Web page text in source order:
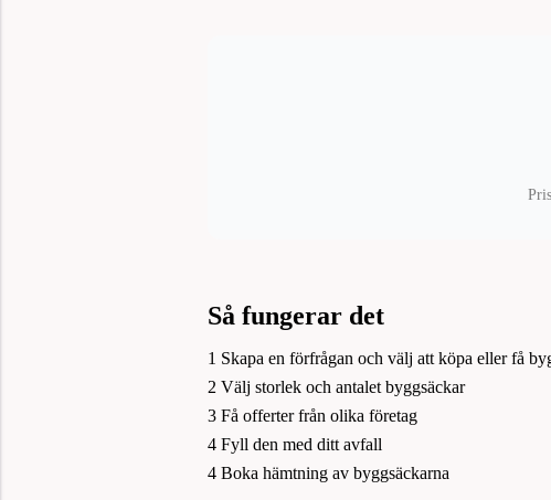
Så fungerar det
1 Skapa en förfrågan och välj att köpa eller få
2 Välj storlek och antalet byggsäckar
3 Få offerter från olika företag
4 Fyll den med ditt avfall
4 Boka hämtning av byggsäckarna